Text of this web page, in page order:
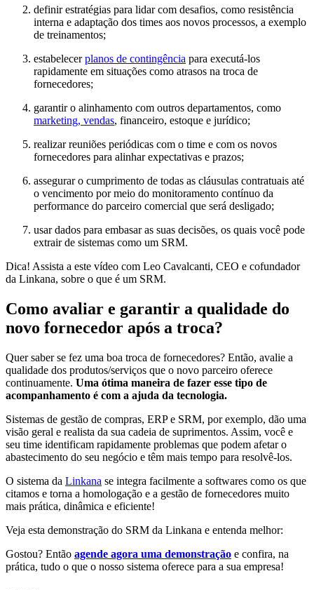
definir estratégias para lidar com desafios, como resistência
interna e adaptação dos times aos novos processos, a exemplo
de treinamentos;
estabelecerplanos de contingência para executá-los
rapidamente em situações como atrasos na troca de
fornecedores;
garantir o alinhamento com outros departamentos, como
marketing, vendas, financeiro, estoque e jurídico;
realizar reuniões periódicas com o time e com os novos
fornecedores para alinhar expectativas e prazos;
assegurar o cumprimento de todas as cláusulas contratuais até
o vencimento por meio do monitoramento contínuo da
performance do parceiro comercial que será desligado;
usar dados para embasar as suas decisões, os quais você pode
extrair de sistemas como um SRM.
Dica! Assista a este vídeo com Leo Cavalcanti, CEO e cofundador
da Linkana, sobre o que é um SRM.
Como avaliar e garantir a qualidade do
novo fornecedor após a troca?
Quer saber se fez uma boa troca de fornecedores? Então, avalie a
qualidade dos produtos/serviços que o novo parceiro oferece
continuamente. Uma ótima maneira de fazer esse tipo de
acompanhamento é com a ajuda da tecnologia.
Sistemas de gestão de compras, ERP e SRM, por exemplo, dão uma
visão geral e realista da sua cadeia de suprimentos. Assim, você e
seu time identificam rapidamente problemas que podem afetar o
abastecimento do seu negócio e têm mais tempo para resolvê-los.
O sistema da Linkana se integra facilmente a softwares como os que
citamos e torna a homologação e a gestão de fornecedores muito
mais prática, dinâmica e eficiente!
Veja esta demonstração do SRM da Linkana e entenda melhor:
Gostou? Então agende agora uma demonstração e confira, na
prática, tudo o que o nosso sistema oferece para a sua empresa!